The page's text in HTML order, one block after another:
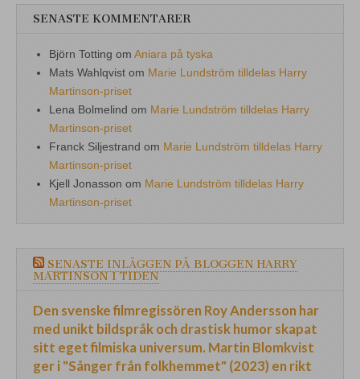
SENASTE KOMMENTARER
Björn Totting om Aniara på tyska
Mats Wahlqvist om Marie Lundström tilldelas Harry
Martinson-priset
Lena Bolmelind om Marie Lundström tilldelas Harry
Martinson-priset
Franck Siljestrand om Marie Lundström tilldelas Harry
Martinson-priset
Kjell Jonasson om Marie Lundström tilldelas Harry
Martinson-priset
SENASTE INLÄGGEN PÅ BLOGGEN HARRY
MARTINSON I TIDEN
Den svenske filmregissören Roy Andersson har
med unikt bildspråk och drastisk humor skapat
sitt eget filmiska universum. Martin Blomkvist
ger i "Sånger från folkhemmet" (2023) en rikt